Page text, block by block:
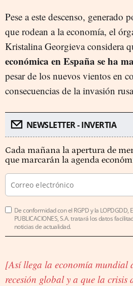
Pese a este descenso, generado
que rodean a la economía, el
Kristalina Georgieva considera
económica en España se ha
pesar de los nuevos vientos en
consecuencias de la invasión
NEWSLETTER - INVERTIA
Cada mañana la apertura de
que marcarán la agenda
De conformidad con el RGPD y la LOPDGDD,
PUBLICACIONES, S.A. tratará los datos
noticias de actualidad.
[Así llega la economía mundial
recesión global y a que la crisis